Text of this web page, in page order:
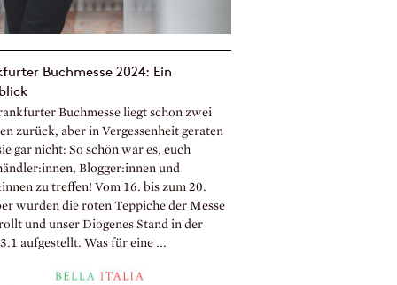
Buchmesse 2024: Ein
Buchmesse liegt schon zwei
zurück, aber in Vergessenheit geraten
gar nicht: So schön war es, euch
Blogger:innen und
zu treffen! Vom 16. bis zum 20.
wurden die roten Teppiche der Messe
und unser Diogenes Stand in der
aufgestellt. Was für eine ...